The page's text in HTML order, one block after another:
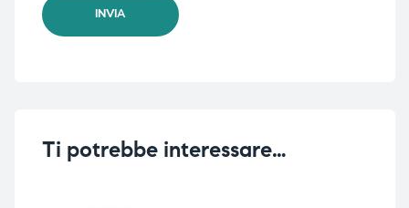
Ti potrebbe interessare…